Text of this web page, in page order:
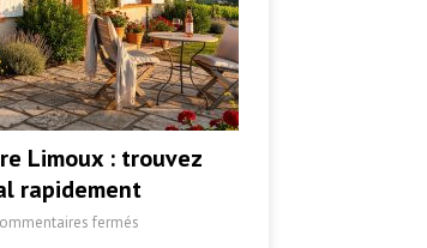
Limoux : trouvez
rapidement
fermés